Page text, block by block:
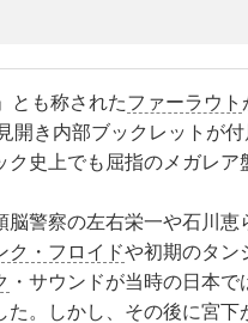
」とも称されたファーラウト
開き内部ブックレットが
史上でも屈指のメガレア
脳警察の左右栄一や石川
ク・フロイドや初期のタン
・サウンドが当時の日本
た。しかし、その後に宮